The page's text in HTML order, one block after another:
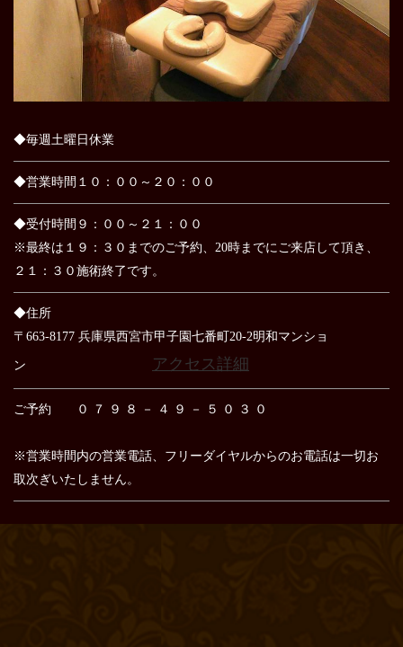
◆毎週土曜日休業
◆営業時間１０：００～２０：００
◆受付時間９：００～２１：００
※最終は１９：３０までのご予約、20時までにご来店して頂き、
２１：３０施術終了です。
◆住所
〒663-8177 兵庫県西宮市甲子園七番町20-2明和マンショ
ン アクセス詳細
ご予約 ０ ７ ９ ８ － ４ ９ － ５ ０ ３ ０
※営業時間内の営業電話、フリーダイヤルからのお電話は一切お
取次ぎいたしません。